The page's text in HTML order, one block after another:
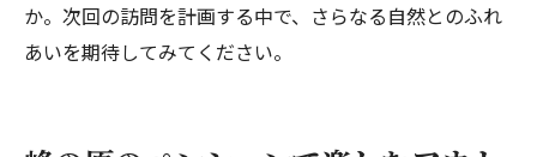
か。次回の訪問を計画する中で、さらなる自然とのふれ
あいを期待してみてください。